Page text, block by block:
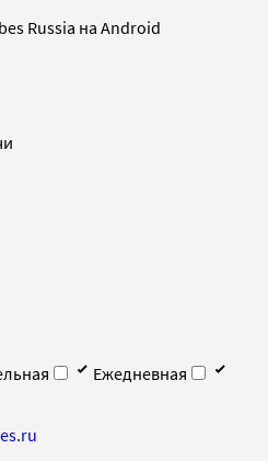
Russia на Android
Ежедневная